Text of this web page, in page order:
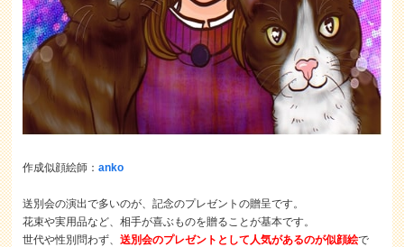
作成似顔絵師：anko
送別会の演出で多いのが、記念のプレゼントの贈呈です。
花束や実用品など、相手が喜ぶものを贈ることが基本です。
世代や性別問わず、送別会のプレゼントとして人気があるのが似顔絵で